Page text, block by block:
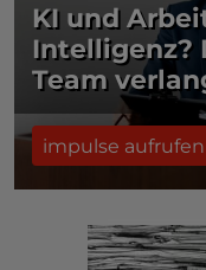
KI und
Intelligenz?
Team
impulse aufrufen